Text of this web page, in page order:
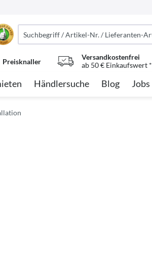
Preisknaller
Versandkostenfrei
ab 50 € Einkaufswert *
Händlersuche Blog Jobs